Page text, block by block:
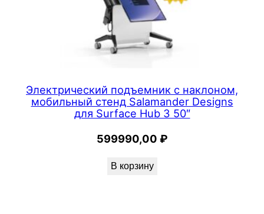
Электрический подъемник с наклоном,
мобильный стенд Salamander Designs
для Surface Hub 3 50″
599990,00 ₽
В корзину